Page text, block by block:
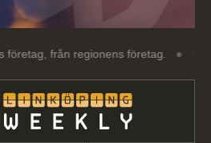
regionens företag. Välkommen